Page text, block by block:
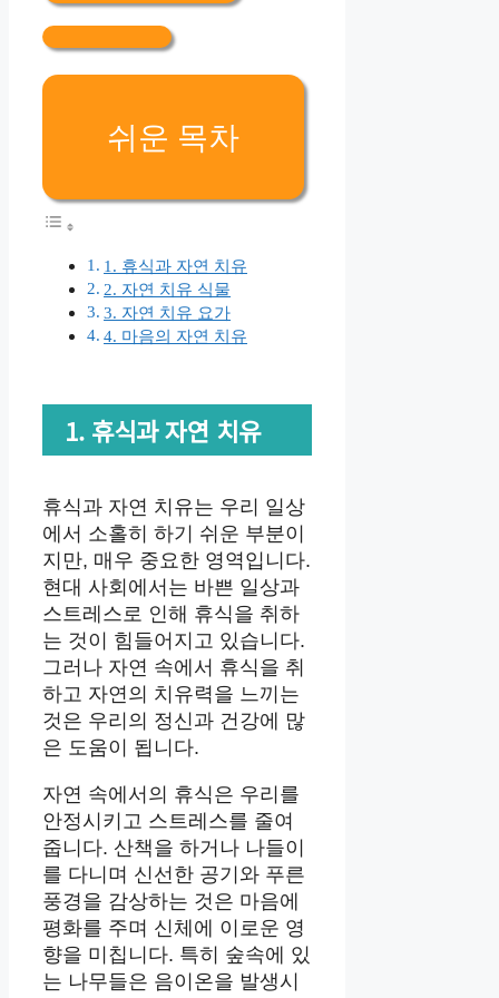
쉬운 목차
1. 휴식과 자연 치유
2. 자연 치유 식물
3. 자연 치유 요가
4. 마음의 자연 치유
1. 휴식과 자연 치유
휴식과 자연 치유는 우리 일상
에서 소홀히 하기 쉬운 부분이
지만, 매우 중요한 영역입니다.
현대 사회에서는 바쁜 일상과
스트레스로 인해 휴식을 취하
는 것이 힘들어지고 있습니다.
그러나 자연 속에서 휴식을 취
하고 자연의 치유력을 느끼는
것은 우리의 정신과 건강에 많
은 도움이 됩니다.
자연 속에서의 휴식은 우리를
안정시키고 스트레스를 줄여
줍니다. 산책을 하거나 나들이
를 다니며 신선한 공기와 푸른
풍경을 감상하는 것은 마음에
평화를 주며 신체에 이로운 영
향을 미칩니다. 특히 숲속에 있
는 나무들은 음이온을 발생시